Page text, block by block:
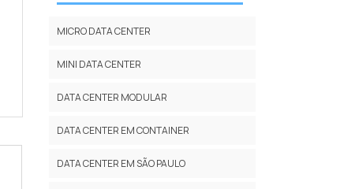
MICRO DATA CENTER
MINI DATA CENTER
DATA CENTER MODULAR
DATA CENTER EM CONTAINER
DATA CENTER EM SÃO PAULO